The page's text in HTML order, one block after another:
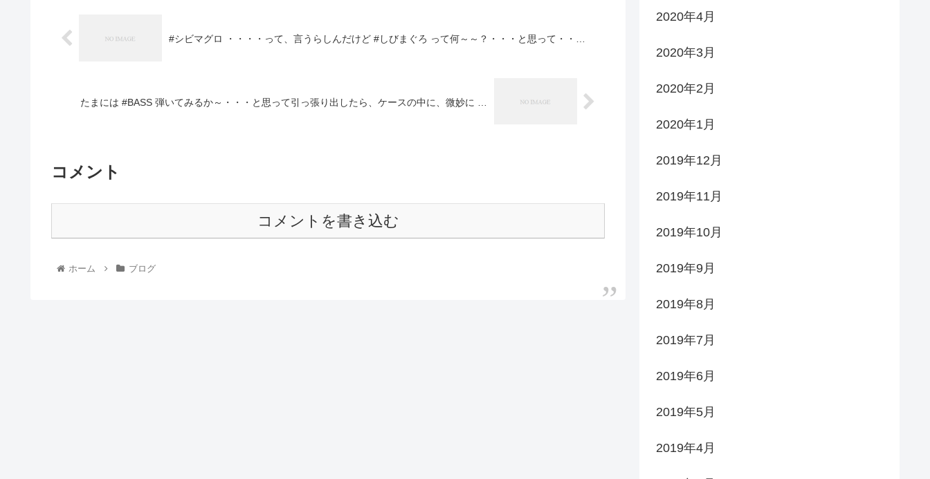
#シビマグロ ・・・・って、言うらしんだけど #しびまぐろ って何～～？・・・と思って・・…
たまには #BASS 弾いてみるか～・・・と思って引っ張り出したら、ケースの中に、微妙に …
コメント
コメントを書き込む
ホーム ブログ
2020年4月
2020年3月
2020年2月
2020年1月
2019年12月
2019年11月
2019年10月
2019年9月
2019年8月
2019年7月
2019年6月
2019年5月
2019年4月